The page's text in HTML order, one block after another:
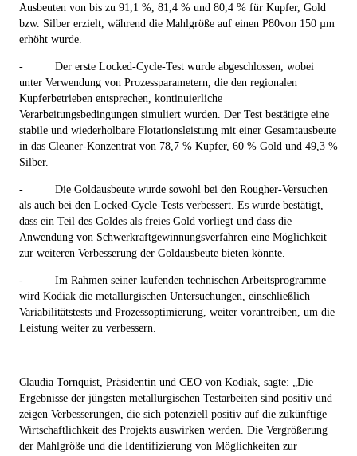
Ausbeuten von bis zu 91,1 %, 81,4 % und 80,4 % für Kupfer, Gold
bzw. Silber erzielt, während die Mahlgröße auf einen P80von 150 µm
erhöht wurde.
- Der erste Locked-Cycle-Test wurde abgeschlossen, wobei
unter Verwendung von Prozessparametern, die den regionalen
Kupferbetrieben entsprechen, kontinuierliche
Verarbeitungsbedingungen simuliert wurden. Der Test bestätigte eine
stabile und wiederholbare Flotationsleistung mit einer Gesamtausbeute
in das Cleaner-Konzentrat von 78,7 % Kupfer, 60 % Gold und 49,3 %
Silber.
- Die Goldausbeute wurde sowohl bei den Rougher-Versuchen
als auch bei den Locked-Cycle-Tests verbessert . Es wurde bestätigt,
dass ein Teil des Goldes als freies Gold vorliegt und dass die
Anwendung von Schwerkraftgewinnungsverfahren eine Möglichkeit
zur weiteren Verbesserung der Goldausbeute bieten könnte
-
Im Rahmen seiner laufenden technischen Arbeitsprogramme
wird Kodiak die metallurgischen Untersuchungen, einschließlich
Variabilitätstests und Prozessoptimierung weiter vorantreiben , um die
Leistung weiter zu verbessern.
Claudia Tornquist, Präsidentin und CEO von Kodiak, sagte: „Die
Ergebnisse der jüngsten metallurgischen Testarbeiten sind positiv und
zeigen Verbesserungen, die sich potenziell positiv auf die zukünftige
Wirtschaftlichkeit des Projekts auswirken werden. Die Vergrößerung
der Mahlgröße und die Identifizierung von Möglichkeiten zur